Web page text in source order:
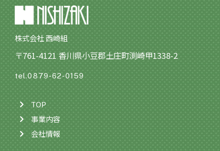
株式会社 西崎組
〒761-4121 香川県小豆郡土庄町渕崎甲1338-2
tel.0879-62-0159
TOP
事業内容
会社情報